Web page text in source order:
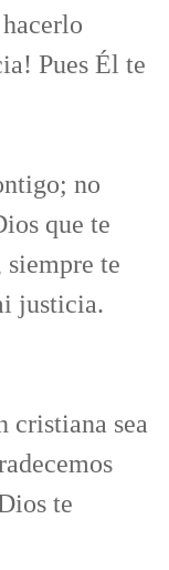
Pues Él te
no
que te
siempre te
justicia.
cristiana sea
te